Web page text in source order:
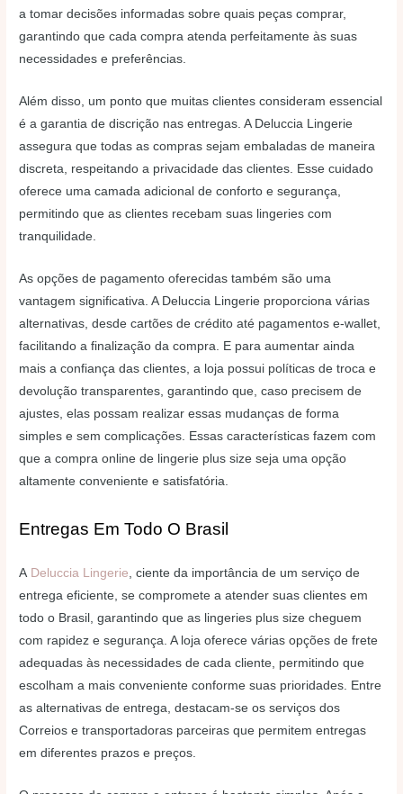
a tomar decisões informadas sobre quais peças comprar,
garantindo que cada compra atenda perfeitamente às suas
necessidades e preferências.
Além disso, um ponto que muitas clientes consideram essencial
é a garantia de discrição nas entregas. A Deluccia Lingerie
assegura que todas as compras sejam embaladas de maneira
discreta, respeitando a privacidade das clientes. Esse cuidado
oferece uma camada adicional de conforto e segurança,
permitindo que as clientes recebam suas lingeries com
tranquilidade.
As opções de pagamento oferecidas também são uma
vantagem significativa. A Deluccia Lingerie proporciona várias
alternativas, desde cartões de crédito até pagamentos e-wallet,
facilitando a finalização da compra. E para aumentar ainda
mais a confiança das clientes, a loja possui políticas de troca e
devolução transparentes, garantindo que, caso precisem de
ajustes, elas possam realizar essas mudanças de forma
simples e sem complicações. Essas características fazem com
que a compra online de lingerie plus size seja uma opção
altamente conveniente e satisfatória.
Entregas Em Todo O Brasil
A Deluccia Lingerie , ciente da importância de um serviço de
entrega eficiente, se compromete a atender suas clientes em
todo o Brasil, garantindo que as lingeries plus size cheguem
com rapidez e segurança. A loja oferece várias opções de frete
adequadas às necessidades de cada cliente, permitindo que
escolham a mais conveniente conforme suas prioridades. Entre
as alternativas de entrega, destacam-se os serviços dos
Correios e transportadoras parceiras que permitem entregas
em diferentes prazos e preços.